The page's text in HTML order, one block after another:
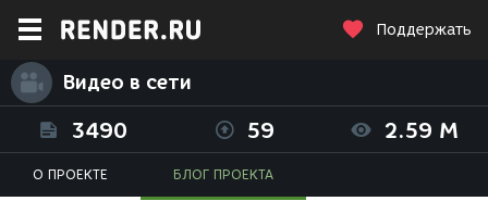
Поддержать
Видео в сети
3490 59 2.59 M
О ПРОЕКТЕ БЛОГ ПРОЕКТА